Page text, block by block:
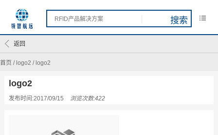
首页 / logo2 / logo2
返回
logo2
发布时间:2017/09/15 浏览次数:422